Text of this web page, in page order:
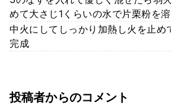
めて大さじ1くらいの水で片栗粉を
中火にしてしっかり加熱し火を止め
完成
投稿者からのコメント